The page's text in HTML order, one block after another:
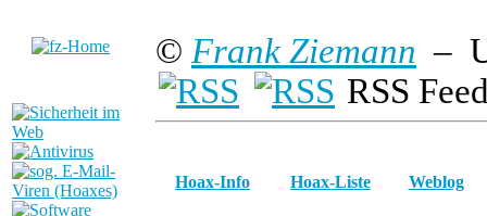
© Frank Ziemann –
RSS
Hoax-Info Hoax-Liste Weblog